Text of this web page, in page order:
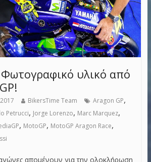
υλικό από
BikersTime Team Aragon GP,
Petrucci, Jorge Lorenzo, Marc Marquez,
, MotoGP, MotoGP Aragon Race,
απομένουν για την ολοκλήρωση